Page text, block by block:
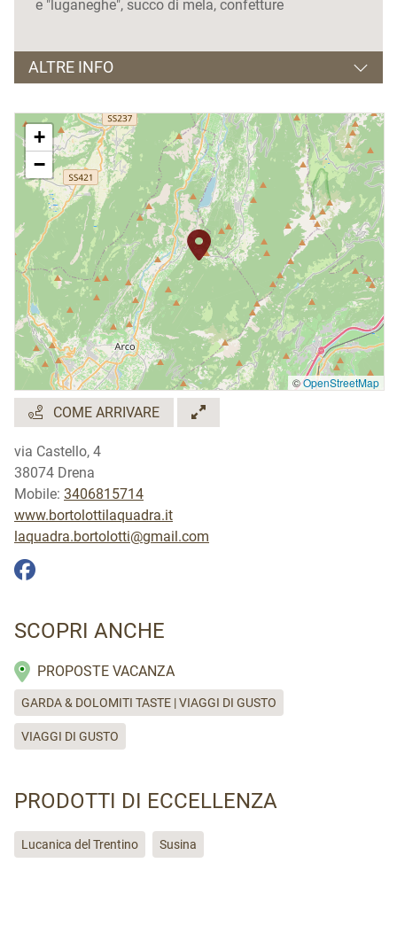
e "luganeghe", succo di mela, confetture
ALTRE INFO
Visite guidatesu prenotazione
+
−
©OpenStreetMap
COME ARRIVARE
via Castello, 4
38074 Drena
Mobile: 3406815714
www.bortolottilaquadra.it
laquadra.bortolotti@gmail.com
SCOPRI ANCHE
PROPOSTE VACANZA
GARDA & DOLOMITI TASTE | VIAGGI DI GUSTO
VIAGGI DI GUSTO
PRODOTTI DI ECCELLENZA
Lucanica del Trentino Susina